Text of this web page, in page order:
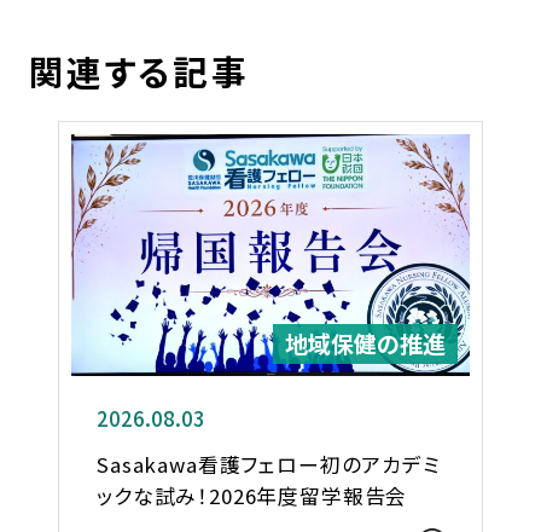
関連する記事
地域保健の推進
2026.08.03
Sasakawa看護フェロー初のアカデミ
ックな試み！2026年度留学報告会